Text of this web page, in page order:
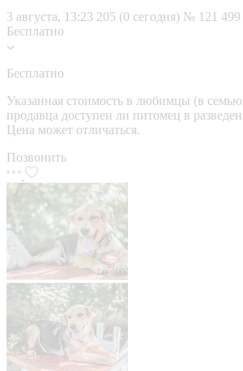
3 августа, 13:23 205 (0 сегодня) № 121 499
Бесплатно
Бесплатно
Указанная стоимость в любимцы (в
продавца доступен ли питомец в
Цена может отличаться.
Позвонить